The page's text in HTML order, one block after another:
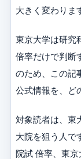
大きく変わりま
東京大学は研究
倍率だけで判断
のため、この記
公式情報を、ど
対象読者は、東
大院を狙う人で
院試 倍率、東